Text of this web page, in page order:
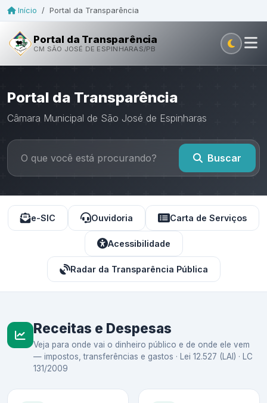
Início / Portal da Transparência
Portal da Transparência
CM SÃO JOSÉ DE ESPINHARAS/PB
Portal da Transparência
Câmara Municipal de São José de Espinharas
Buscar
e-SIC Ouvidoria Carta de Serviços
Acessibilidade
Radar da Transparência Pública
Receitas e Despesas
Veja para onde vai o dinheiro público e de onde ele vem
— impostos, transferências e gastos · Lei 12.527 (LAI) · LC
131/2009